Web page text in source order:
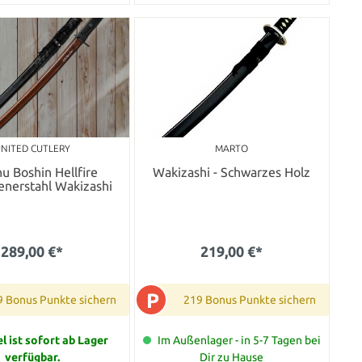
CUTLERY
Boshin Hellfire
Wakizashi
289,00 €*
Bonus Punkte sichern
ist sofort ab Lager
verfügbar.
MARTO
Wakizashi - Schwarzes Holz
219,00 €*
P 219 Bonus Punkte sichern
Im Außenlager - in 5-7 Tagen bei
Dir zu Hause